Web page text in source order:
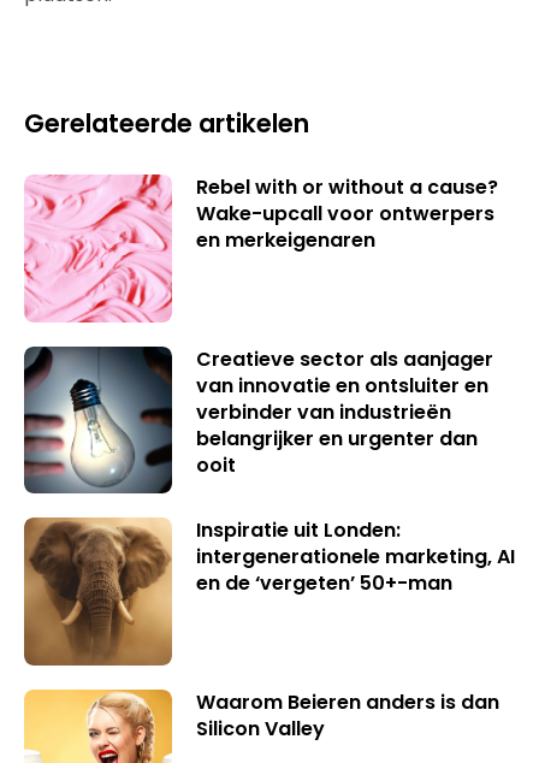
Gerelateerde artikelen
Rebel with or without a cause?
Wake-upcall voor ontwerpers
en merkeigenaren
Creatieve sector als aanjager
van innovatie en ontsluiter en
verbinder van industrieën
belangrijker en urgenter dan
ooit
Inspiratie uit Londen:
intergenerationele marketing, AI
en de ‘vergeten’ 50+-man
Waarom Beieren anders is dan
Silicon Valley